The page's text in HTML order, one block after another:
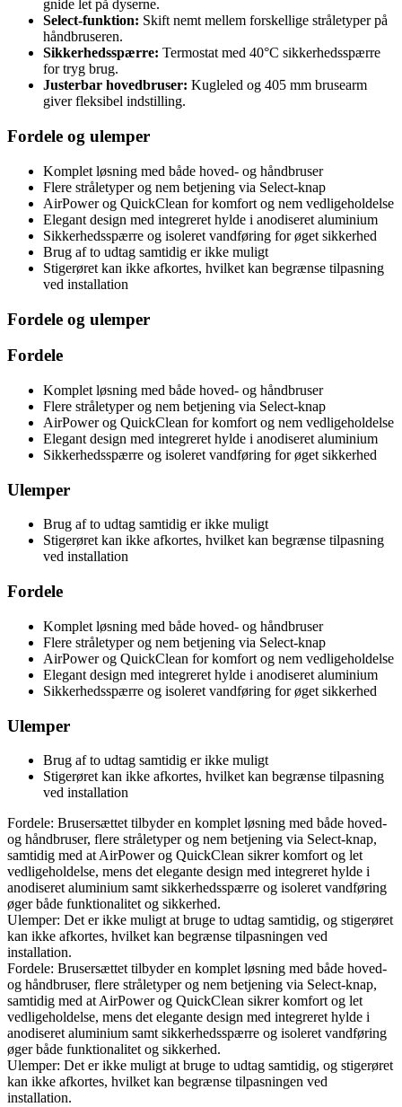
gnide let på dyserne.
Select-funktion: Skift nemt mellem forskellige stråletyper på
håndbruseren.
Sikkerhedsspærre: Termostat med 40°C sikkerhedsspærre
for tryg brug.
Justerbar hovedbruser: Kugleled og 405 mm brusearm
giver fleksibel indstilling.
Fordele og ulemper
Komplet løsning med både hoved- og håndbruser
Flere stråletyper og nem betjening via Select-knap
AirPower og QuickClean for komfort og nem vedligeholdelse
Elegant design med integreret hylde i anodiseret aluminium
Sikkerhedsspærre og isoleret vandføring for øget sikkerhed
Brug af to udtag samtidig er ikke muligt
Stigerøret kan ikke afkortes, hvilket kan begrænse tilpasning
ved installation
Fordele og ulemper
Fordele
Komplet løsning med både hoved- og håndbruser
Flere stråletyper og nem betjening via Select-knap
AirPower og QuickClean for komfort og nem vedligeholdelse
Elegant design med integreret hylde i anodiseret aluminium
Sikkerhedsspærre og isoleret vandføring for øget sikkerhed
Ulemper
Brug af to udtag samtidig er ikke muligt
Stigerøret kan ikke afkortes, hvilket kan begrænse tilpasning
ved installation
Fordele
Komplet løsning med både hoved- og håndbruser
Flere stråletyper og nem betjening via Select-knap
AirPower og QuickClean for komfort og nem vedligeholdelse
Elegant design med integreret hylde i anodiseret aluminium
Sikkerhedsspærre og isoleret vandføring for øget sikkerhed
Ulemper
Brug af to udtag samtidig er ikke muligt
Stigerøret kan ikke afkortes, hvilket kan begrænse tilpasning
ved installation
Fordele: Brusersættet tilbyder en komplet løsning med både hoved-
og håndbruser, flere stråletyper og nem betjening via Select-knap,
samtidig med at AirPower og QuickClean sikrer komfort og let
vedligeholdelse, mens det elegante design med integreret hylde i
anodiseret aluminium samt sikkerhedsspærre og isoleret vandføring
øger både funktionalitet og sikkerhed.
Ulemper: Det er ikke muligt at bruge to udtag samtidig, og stigerøret
kan ikke afkortes, hvilket kan begrænse tilpasningen ved
installation.
Fordele: Brusersættet tilbyder en komplet løsning med både hoved-
og håndbruser, flere stråletyper og nem betjening via Select-knap,
samtidig med at AirPower og QuickClean sikrer komfort og let
vedligeholdelse, mens det elegante design med integreret hylde i
anodiseret aluminium samt sikkerhedsspærre og isoleret vandføring
øger både funktionalitet og sikkerhed.
Ulemper: Det er ikke muligt at bruge to udtag samtidig, og stigerøret
kan ikke afkortes, hvilket kan begrænse tilpasningen ved
installation.